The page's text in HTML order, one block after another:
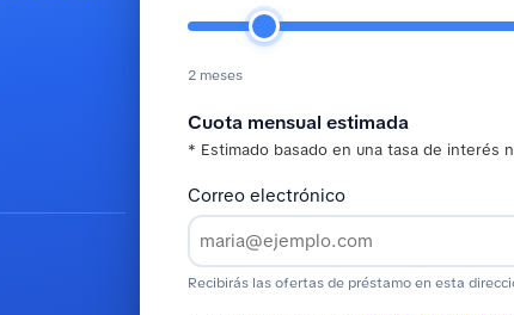
2 meses
Cuota mensual estimada
* Estimado basado en una tasa de interés
Correo electrónico
Recibirás las ofertas de préstamo en esta